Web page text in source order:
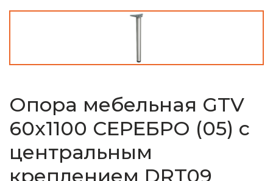
Опора мебельная GTV
60х1100 СЕРЕБРО (05) с
центральным
креплением DRT09